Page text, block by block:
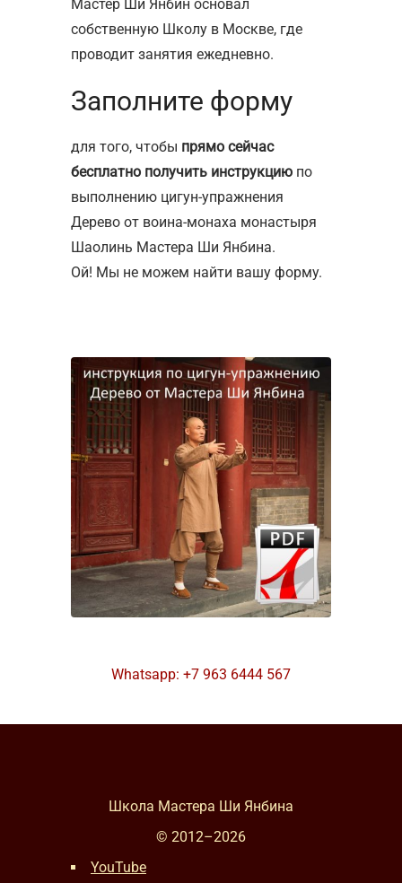
Мастер Ши Янбин основал
собственную Школу в Москве, где
проводит занятия ежедневно.
Заполните форму
для того, чтобы прямо сейчас
бесплатно получить инструкцию по
выполнению цигун-упражнения
Дерево от воина-монаха монастыря
Шаолинь Мастера Ши Янбина.
Ой! Мы не можем найти вашу форму.
Whatsapp: +7 963 6444 567
Школа Мастера Ши Янбина
© 2012–2026
YouTube